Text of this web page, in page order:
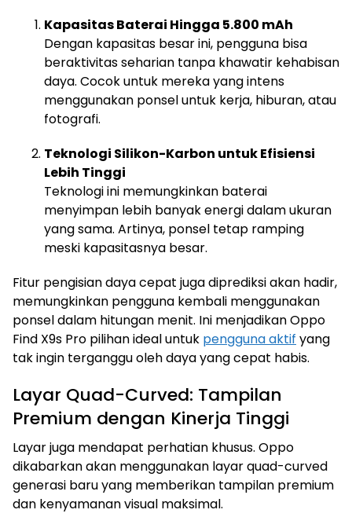
Kapasitas Baterai Hingga 5.800 mAh
Dengan kapasitas besar ini, pengguna bisa
beraktivitas seharian tanpa khawatir kehabisan
daya. Cocok untuk mereka yang intens
menggunakan ponsel untuk kerja, hiburan, atau
fotografi.
Teknologi Silikon-Karbon untuk Efisiensi
Lebih Tinggi
Teknologi ini memungkinkan baterai
menyimpan lebih banyak energi dalam ukuran
yang sama. Artinya, ponsel tetap ramping
meski kapasitasnya besar.
Fitur pengisian daya cepat juga diprediksi akan hadir,
memungkinkan pengguna kembali menggunakan
ponsel dalam hitungan menit. Ini menjadikan Oppo
Find X9s Pro pilihan ideal untuk pengguna aktif yang
tak ingin terganggu oleh daya yang cepat habis.
Layar Quad-Curved: Tampilan
Premium dengan Kinerja Tinggi
Layar juga mendapat perhatian khusus. Oppo
dikabarkan akan menggunakan layar quad-curved
generasi baru yang memberikan tampilan premium
dan kenyamanan visual maksimal.